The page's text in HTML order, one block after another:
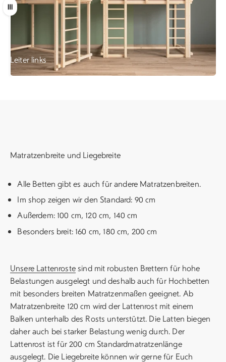
Leiter links
Leiter rechts
Ziehen
Matratzenbreite und Liegebreite
Alle Betten gibt es auch für andere Matratzenbreiten.
Im shop zeigen wir den Standard: 90 cm
Außerdem: 100 cm, 120 cm, 140 cm
Besonders breit: 160 cm, 180 cm, 200 cm
Unsere Lattenrostesind mit robusten Brettern für hohe
Belastungen ausgelegt und deshalb auch für Hochbetten
mit besonders breiten Matratzenmaßen geeignet. Ab
Matratzenbreite 120 cm wird der Lattenrost mit einem
Balken unterhalb des Rosts unterstützt. Die Latten biegen
daher auch bei starker Belastung wenig durch. Der
Lattenrost ist für 200 cm Standardmatratzenlänge
ausgelegt. Die Liegebreite können wir gerne für Euch